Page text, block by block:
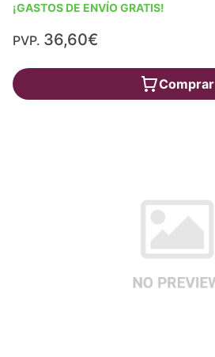
¡GASTOS DE ENVÍO GRATIS!
PVP. 36,60€
Comprar